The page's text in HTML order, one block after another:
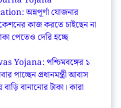
অন্নপূর্ণা যোজনার
কাজ করতে চাইছেন না
পেতেও দেরি হচ্ছে
Yojana: পশ্চিমবঙ্গের ১
পাচ্ছেন প্রধানমন্ত্রী আবাস
বানানোর টাকা। কারা